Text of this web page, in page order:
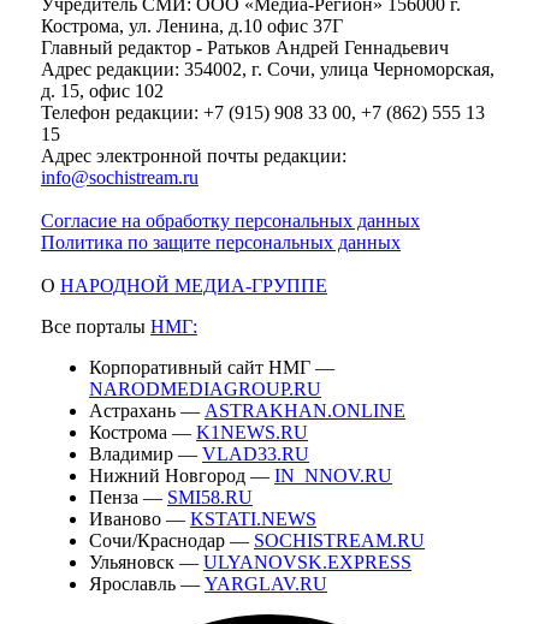
Учредитель СМИ: ООО «Медиа-Регион» 156000 г.
Кострома, ул. Ленина, д.10 офис 37Г
Главный редактор - Ратьков Андрей Геннадьевич
Адрес редакции: 354002, г. Сочи, улица Черноморская,
д. 15, офис 102
Телефон редакции: +7 (915) 908 33 00, +7 (862) 555 13
15
Адрес электронной почты редакции:
info@sochistream.ru
Согласие на обработку персональных данных
Политика по защите персональных данных
О НАРОДНОЙ МЕДИА-ГРУППЕ
Все порталы НМГ:
Корпоративный сайт НМГ —
NARODMEDIAGROUP.RU
Астрахань — ASTRAKHAN.ONLINE
Кострома — K1NEWS.RU
Владимир — VLAD33.RU
Нижний Новгород — IN_NNOV.RU
Пенза — SMI58.RU
Иваново — KSTATI.NEWS
Сочи/Краснодар — SOCHISTREAM.RU
Ульяновск — ULYANOVSK.EXPRESS
Ярославль — YARGLAV.RU